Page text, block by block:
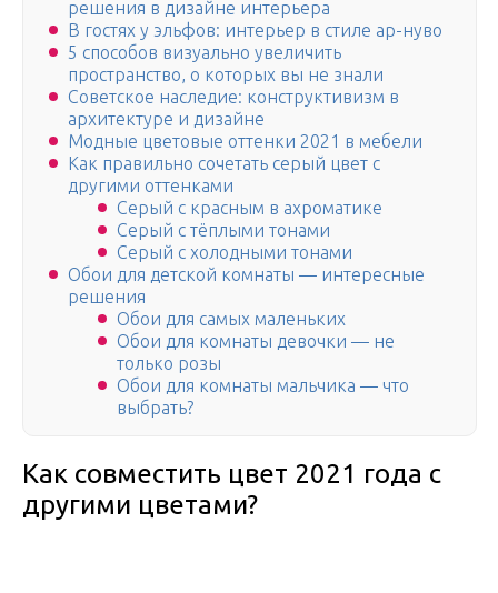
решения в дизайне интерьера
В гостях у эльфов: интерьер в стиле ар-нуво
5 способов визуально увеличить
пространство, о которых вы не знали
Советское наследие: конструктивизм в
архитектуре и дизайне
Модные цветовые оттенки 2021 в мебели
Как правильно сочетать серый цвет с
другими оттенками
Серый с красным в ахроматике
Серый с тёплыми тонами
Серый с холодными тонами
Обои для детской комнаты — интересные
решения
Обои для самых маленьких
Обои для комнаты девочки — не
только розы
Обои для комнаты мальчика — что
выбрать?
Как совместить цвет 2021 года с
другими цветами?